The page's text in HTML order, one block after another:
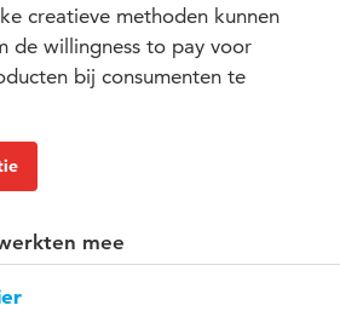
creatieve methoden kunnen
de willingness to pay voor
bij consumenten te
mee